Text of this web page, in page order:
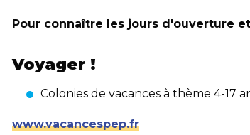
Pour connaître les jours d'ouverture
Voyager !
Colonies de vacances à thème 4-17
www.vacancespep.fr